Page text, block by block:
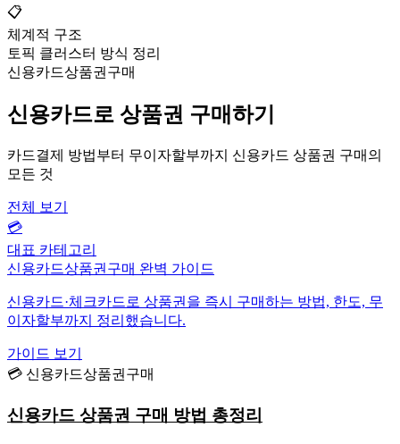
📋
체계적 구조
토픽 클러스터 방식 정리
신용카드상품권구매
신용카드로 상품권 구매하기
카드결제 방법부터 무이자할부까지 신용카드 상품권 구매의
모든 것
전체 보기
💳
대표 카테고리
신용카드상품권구매 완벽 가이드
신용카드·체크카드로 상품권을 즉시 구매하는 방법, 한도, 무
이자할부까지 정리했습니다.
가이드 보기
💳 신용카드상품권구매
신용카드 상품권 구매 방법 총정리